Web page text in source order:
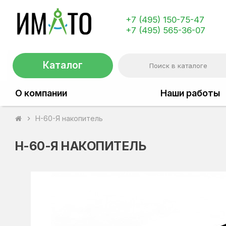
+7 (495) 150-75-47
+7 (495) 565-36-07
Каталог
О компании Наши работы
chevron_right Н-60-Я накопитель
Н-60-Я НАКОПИТЕЛЬ